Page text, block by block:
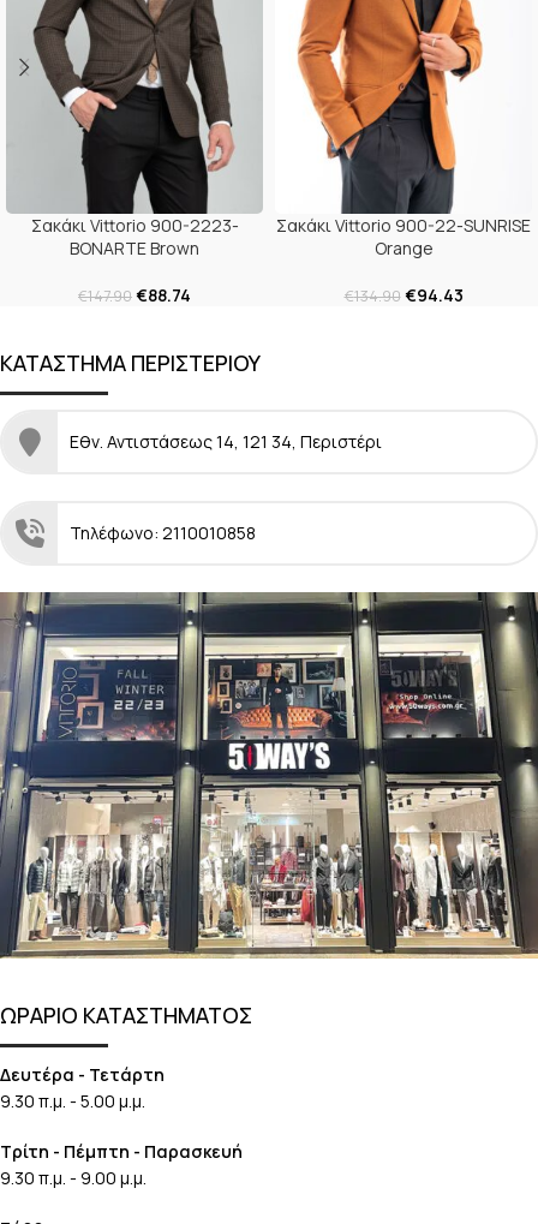
Σακάκι Vittorio 900-2223-
BONARTE Brown
€147.90€88.74
Σακάκι Vittorio 900-22-SUNRISE
Orange
€134.90 €94.43
ΚΑΤΑΣΤΗΜΑ ΠΕΡΙΣΤΕΡΙΟΥ
Εθν. Αντιστάσεως 14, 121 34, Περιστέρι
Τηλέφωνο: 2110010858
ΩΡΑΡΙΟ ΚΑΤΑΣΤΗΜΑΤΟΣ
Δευτέρα - Τετάρτη
9.30 π.μ. - 5.00 μ.μ.
Τρίτη - Πέμπτη - Παρασκευή
9.30 π.μ. - 9.00 μ.μ.